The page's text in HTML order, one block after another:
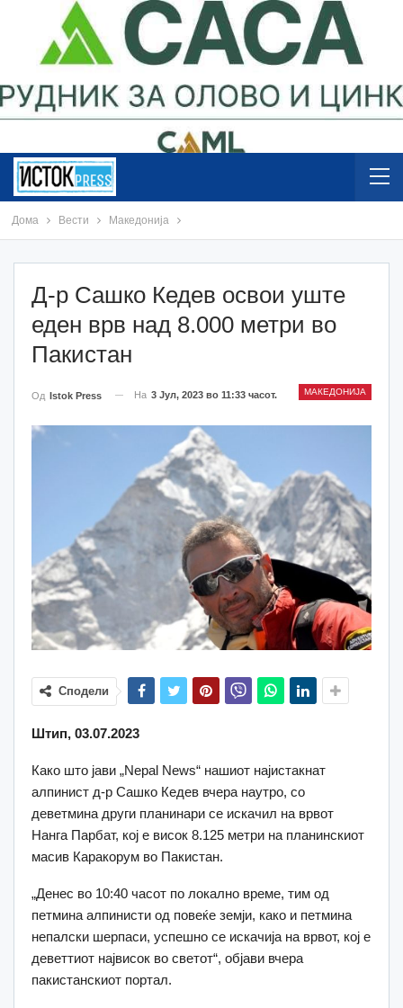
Дома Вести Македонија
Д-р Сашко Кедев освои уште
еден врв над 8.000 метри во
Пакистан
МАКЕДОНИЈА
Од Istok Press На 3 Јул, 2023 во 11:33 часот.
Сподели
Штип, 03.07.2023
Како што јави „Nepal News“ нашиот најистакнат
алпинист д-р Сашко Кедев вчера наутро, со
деветмина други планинари се искачил на врвот
Нанга Парбат, кој е висок 8.125 метри на планинскиот
масив Каракорум во Пакистан.
„Денес во 10:40 часот по локално време, тим од
петмина алпинисти од повеќе земји, како и петмина
непалски шерпаси, успешно се искачија на врвот, кој е
деветтиот највисок во светот“, објави вчера
пакистанскиот портал.